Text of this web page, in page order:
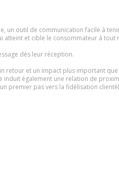
outil de communication facile à
et cible le consommateur à tout
dès leur réception.
et un impact plus important que
également une relation de
premier pas vers la fidélisation